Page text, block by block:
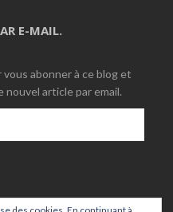
E-MAIL.
abonner à ce blog et
article par email.